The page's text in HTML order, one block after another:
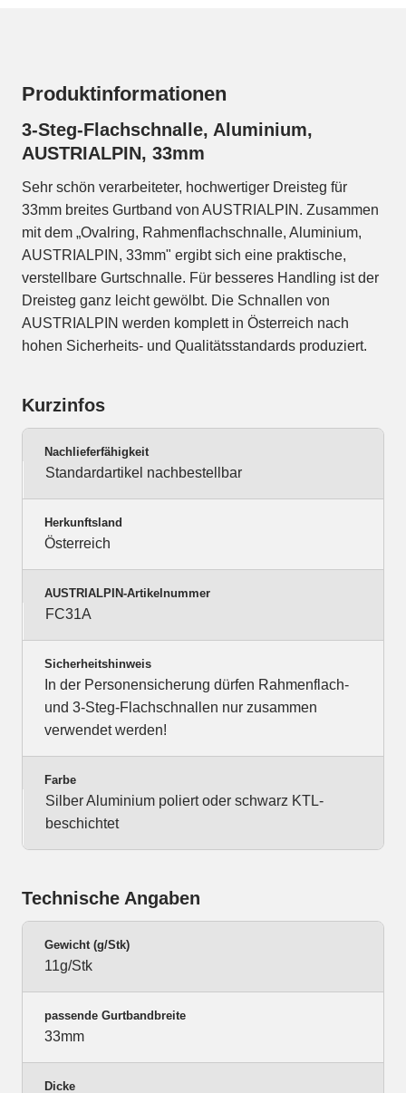
Produktinformationen
3-Steg-Flachschnalle, Aluminium,
AUSTRIALPIN, 33mm
Sehr schön verarbeiteter, hochwertiger Dreisteg für
33mm breites Gurtband von AUSTRIALPIN. Zusammen
mit dem „Ovalring, Rahmenflachschnalle, Aluminium,
AUSTRIALPIN, 33mm" ergibt sich eine praktische,
verstellbare Gurtschnalle. Für besseres Handling ist der
Dreisteg ganz leicht gewölbt. Die Schnallen von
AUSTRIALPIN werden komplett in Österreich nach
hohen Sicherheits- und Qualitätsstandards produziert.
Kurzinfos
Nachlieferfähigkeit
Standardartikel nachbestellbar
Herkunftsland
Österreich
AUSTRIALPIN-Artikelnummer
FC31A
Sicherheitshinweis
In der Personensicherung dürfen Rahmenflach-
und 3-Steg-Flachschnallen nur zusammen
verwendet werden!
Farbe
Silber Aluminium poliert oder schwarz KTL-
beschichtet
Technische Angaben
Gewicht (g/Stk)
11g/Stk
passende Gurtbandbreite
33mm
Dicke